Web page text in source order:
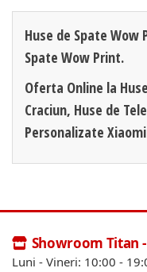
Huse de Spate Wow
Spate Wow Print.
Oferta Online la
Craciun, Huse de
Personalizate
Showroom Titan
Luni - Vineri: 10:00 -